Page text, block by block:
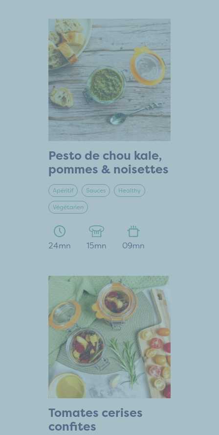
Pesto de chou kale,
pommes & noisettes
Apéritif Sauces Healthy
Végétarien
24mn 15mn 09mn
Tomates cerises
confites